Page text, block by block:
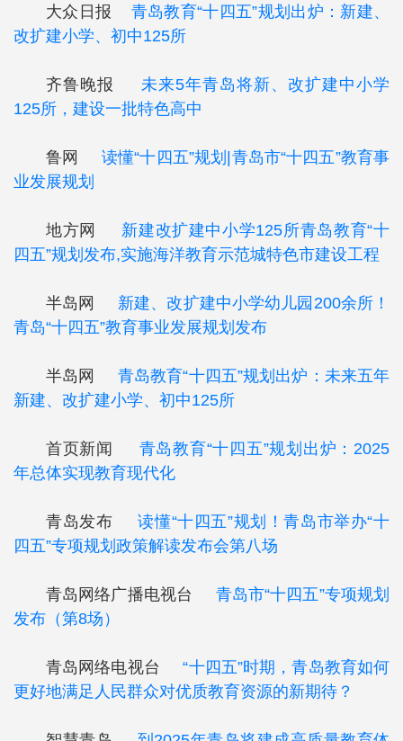
大众日报 青岛教育“十四五”规划出炉：新建、
改扩建小学、初中125所
齐鲁晚报
未来5年青岛将新、改扩建中小学
125所，建设一批特色高中
鲁网读懂“十四五”规划|青岛市“十四五”教育事
业发展规划
地方网 新建改扩建中小学125所青岛教育“十
四五”规划发布,实施海洋教育示范城特色市建设工程
半岛网 新建、改扩建中小学幼儿园200余所！
青岛“十四五”教育事业发展规划发布
半岛网
青岛教育“十四五”规划出炉：未来五年
新建、改扩建小学、初中125所
首页新闻 青岛教育“十四五”规划出炉：2025
年总体实现教育现代化
青岛发布读懂“十四五”规划！青岛市举办“十
四五”专项规划政策解读发布会第八场
青岛网络广播电视台
青岛市“十四五”专项规划
发布（第8场）
青岛网络电视台
“十四五”时期，青岛教育如何
更好地满足人民群众对优质教育资源的新期待？